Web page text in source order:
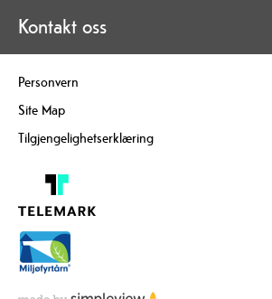
Kontakt oss
Personvern
Site Map
Tilgjengelighetserklæring